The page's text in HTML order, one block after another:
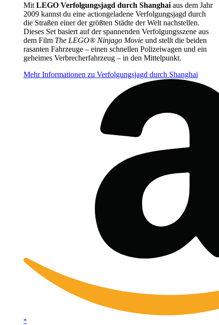
Mit LEGO Verfolgungsjagd durch Shanghai aus dem Jahr
2009 kannst du eine actiongeladene Verfolgungsjagd durch
die Straßen einer der größten Städte der Welt nachstellen.
Dieses Set basiert auf der spannenden Verfolgungsszene aus
dem Film The LEGO® Ninjago Movie und stellt die beiden
rasanten Fahrzeuge – einen schnellen Polizeiwagen und ein
geheimes Verbrecherfahrzeug – in den Mittelpunkt.
Mehr Informationen zu Verfolgungsjagd durch Shanghai
*